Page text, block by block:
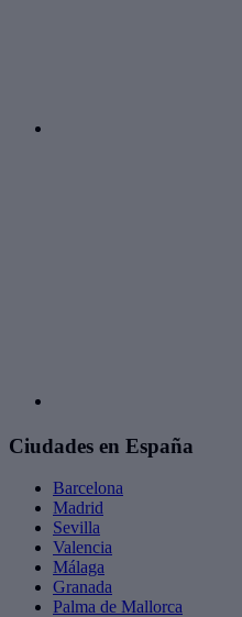
Ciudades en España
Barcelona
Madrid
Sevilla
Valencia
Málaga
Granada
Palma de Mallorca